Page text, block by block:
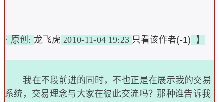
· 原创: 龙飞虎 2010-11-04 19:23 只看该作者(-1) 】
我在不段前进的同时，不也正是在展示我的交易
系统，交易理念与大家在彼此交流吗？那种谁告诉我